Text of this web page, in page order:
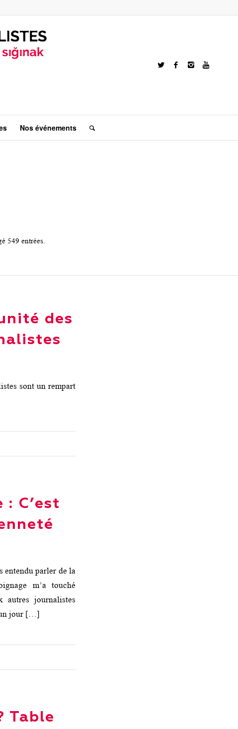
Nos événements
549 entrées.
des
sont un rempart
: C’est
entendu parler de la
m’a touché
autres journalistes
jour […]
Table